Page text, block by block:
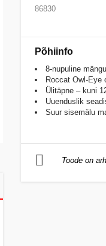
86830
Põhiinfo
8-nupuline
Roccat Owl-Eye
Ülitäpne – kuni
Uuenduslik
Suur sisemälu
Toode on